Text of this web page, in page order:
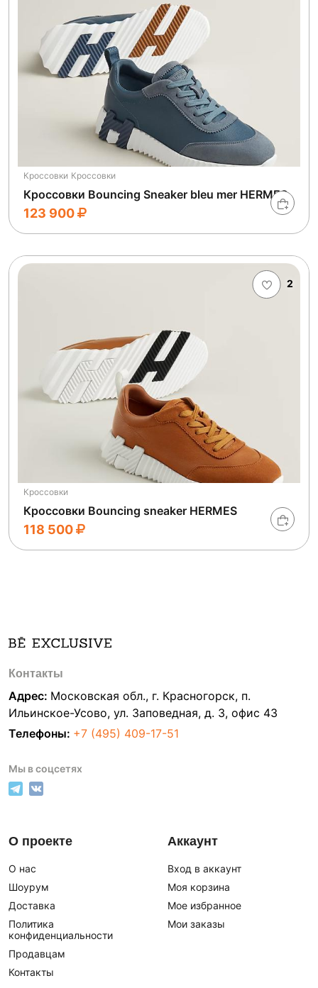
Кроссовки Кроссовки
Кроссовки Bouncing Sneaker bleu mer HERMES
123 900
2
Кроссовки
Кроссовки Bouncing sneaker HERMES
118 500
Контакты
Адрес: Московская обл., г. Красногорск, п.
Ильинское-Усово, ул. Заповедная, д. 3, офис 43
Телефоны: +7 (495) 409-17-51
Мы в соцсетях
О проекте
О нас
Шоурум
Доставка
Политика
конфиденциальности
Продавцам
Контакты
Аккаунт
Вход в аккаунт
Моя корзина
Мое избранное
Мои заказы